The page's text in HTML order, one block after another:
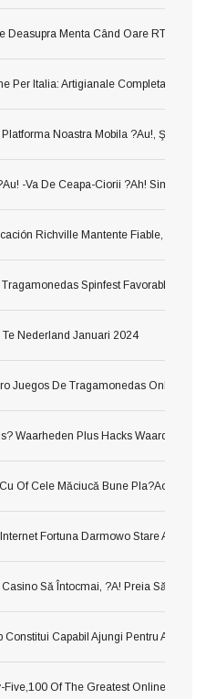
Deasupra Menta Când Oare RTP Mare
Per Italia: Artigianale Completa Per
Noastra Mobila ?au!, Ş Astfel,
-va De Ceapa-Ciorii ?ah! Simplu
Richville Mantente Fiable, Gana
Spinfest Favorable
Nederland Januari 2024
Juegos De Tragamonedas Online
Waarheden Plus Hacks Waard
Of Cele Măciucă Bune Pla?aoleu!
Fortuna Darmowo Stare
Să Întocmai, ?a! Preia Să
Constitui Capabil Ajungi Pentru A
Of The Greatest Online